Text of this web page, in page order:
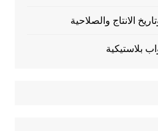
الانتاج والصلاحية
بلاستيكية